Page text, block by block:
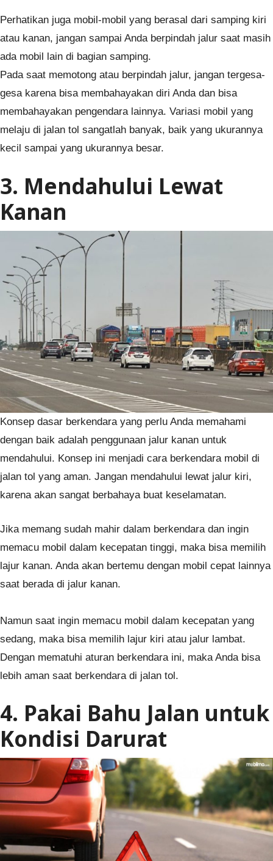
Perhatikan juga mobil-mobil yang berasal dari samping kiri
atau kanan, jangan sampai Anda berpindah jalur saat masih
ada mobil lain di bagian samping.
Pada saat memotong atau berpindah jalur, jangan tergesa-
gesa karena bisa membahayakan diri Anda dan bisa
membahayakan pengendara lainnya. Variasi mobil yang
melaju di jalan tol sangatlah banyak, baik yang ukurannya
kecil sampai yang ukurannya besar.
3. Mendahului Lewat
Kanan
Konsep dasar berkendara yang perlu Anda memahami
dengan baik adalah penggunaan jalur kanan untuk
mendahului. Konsep ini menjadi cara berkendara mobil di
jalan tol yang aman. Jangan mendahului lewat jalur kiri,
karena akan sangat berbahaya buat keselamatan.
Jika memang sudah mahir dalam berkendara dan ingin
memacu mobil dalam kecepatan tinggi, maka bisa memilih
lajur kanan. Anda akan bertemu dengan mobil cepat lainnya
saat berada di jalur kanan.
Namun saat ingin memacu mobil dalam kecepatan yang
sedang, maka bisa memilih lajur kiri atau jalur lambat.
Dengan mematuhi aturan berkendara ini, maka Anda bisa
lebih aman saat berkendara di jalan tol.
4. Pakai Bahu Jalan untuk
Kondisi Darurat